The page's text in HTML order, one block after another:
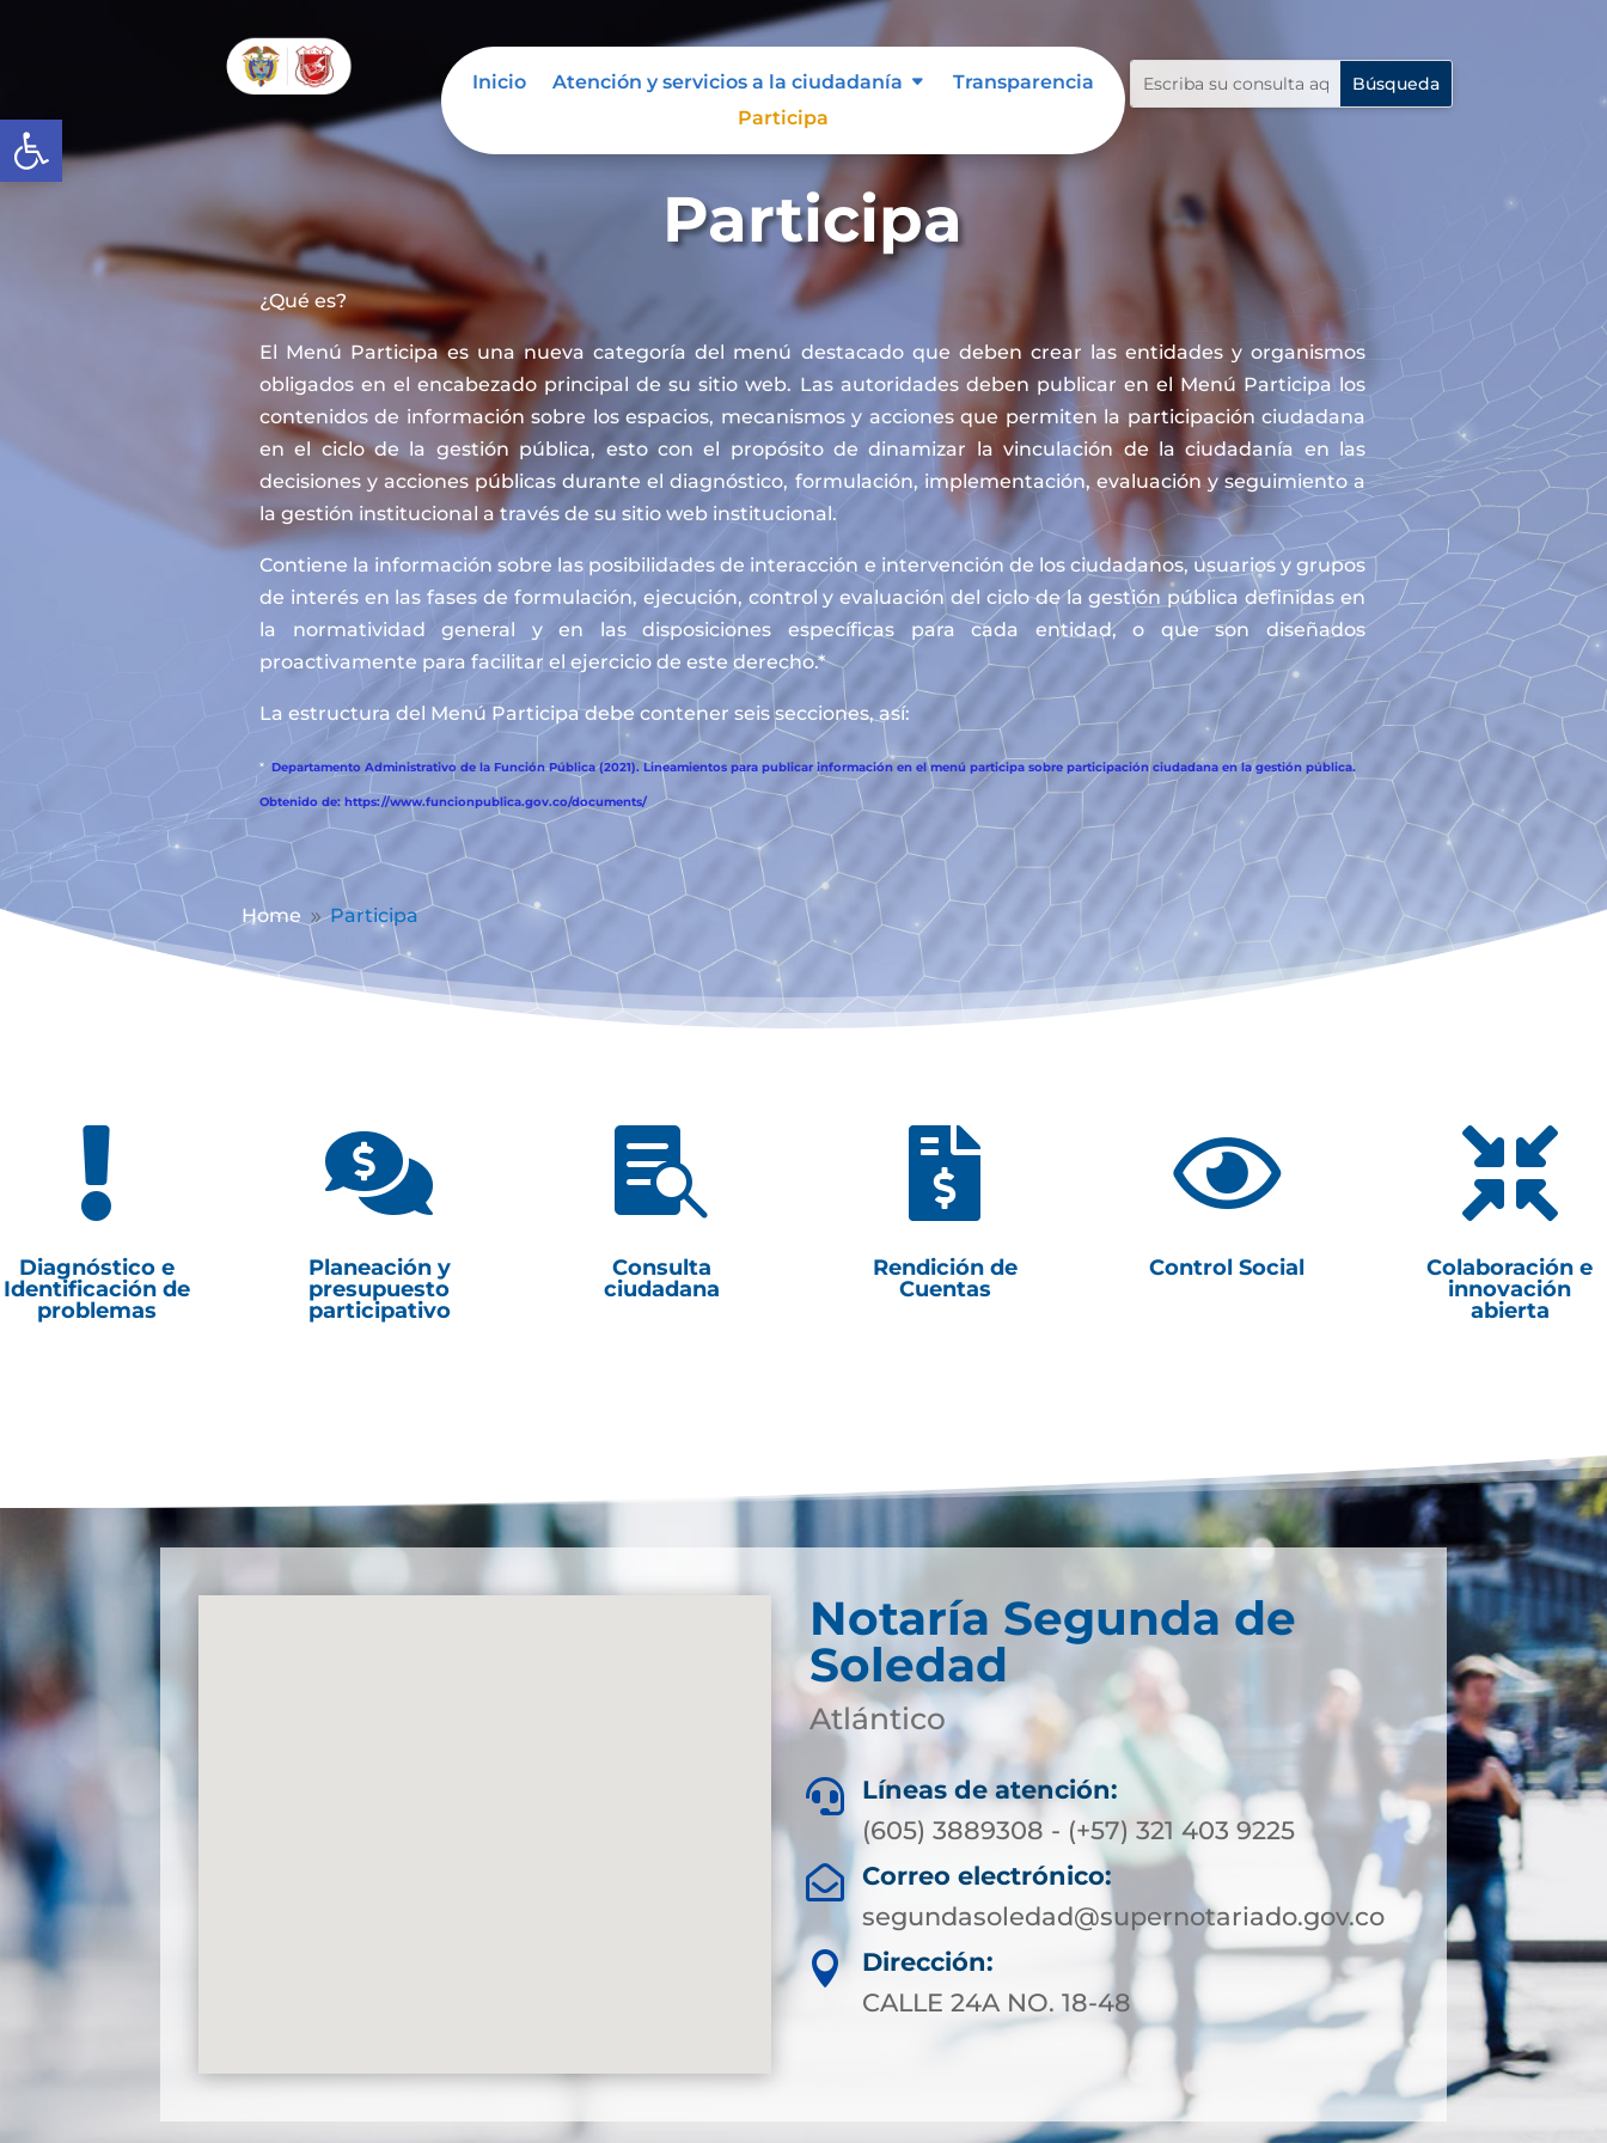
Abrir barra de herramientas
Inicio Atención y servicios a la ciudadanía
Transparencia
Participa
Participa
¿Qué es?
El Menú Participa es una nueva categoría del menú destacado que deben crear las entidades y organismos
obligados en el encabezado principal de su sitio web. Las autoridades deben publicar en el Menú Participa los
contenidos de información sobre los espacios, mecanismos y acciones que permiten la participación ciudadana
en el ciclo de la gestión pública, esto con el propósito de dinamizar la vinculación de la ciudadanía en las
decisiones y acciones públicas durante el diagnóstico, formulación, implementación, evaluación y seguimiento a
la gestión institucional a través de su sitio web institucional.
Contiene la información sobre las posibilidades de interacción e intervención de los ciudadanos, usuarios y grupos
de interés en las fases de formulación, ejecución, control y evaluación del ciclo de la gestión pública definidas en
la normatividad general y en las disposiciones específicas para cada entidad, o que son diseñados
proactivamente para facilitar el ejercicio de este derecho.*
La estructura del Menú Participa debe contener seis secciones, así:
* Departamento Administrativo de la Función Pública (2021). Lineamientos para publicar información en el menú participa sobre participación ciudadana en la gestión pública.
Obtenido de: https://www.funcionpublica.gov.co/documents/
Home 9 Participa

Diagnóstico e
Identificación de
problemas

Planeación y
presupuesto
participativo

Consulta
ciudadana

Rendición de
Cuentas

Control Social

Colaboración e
innovación
abierta
Notaría Segunda de
Soledad
Atlántico

Líneas de atención:
(605) 3889308 - (+57) 321 403 9225

Correo electrónico:
segundasoledad@supernotariado.gov.co

Dirección:
CALLE 24A NO. 18-48